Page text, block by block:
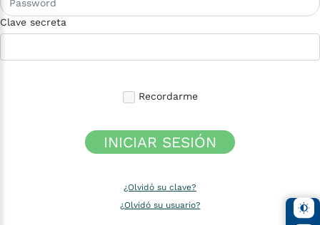
Clave secreta
Recordarme
INICIAR SESIÓN
¿Olvidó su clave?
¿Olvidó su usuario?